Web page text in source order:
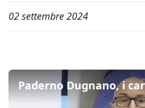
02 settembre 2024